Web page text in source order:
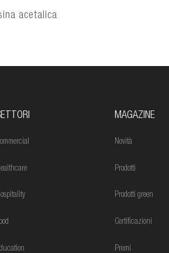
acetalica
MAGAZINE
Novità
Prodotti
Prodotti green
Certificazioni
Premi